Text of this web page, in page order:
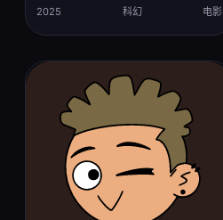
2025 科幻 电影